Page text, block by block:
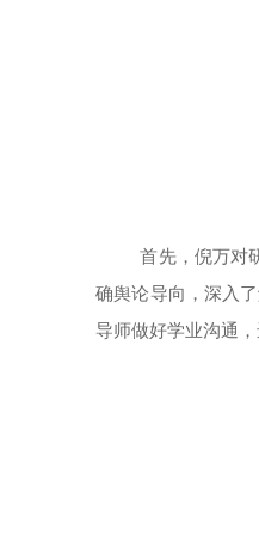
首先， 倪万对
确舆论导向，深入
导师做好学业沟通